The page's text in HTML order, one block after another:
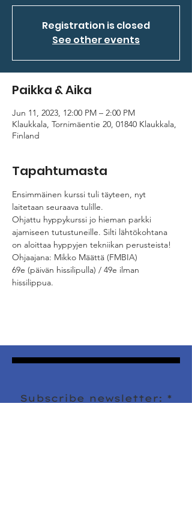
Registration is closed
See other events
Paikka & Aika
Jun 11, 2023, 12:00 PM – 2:00 PM
Klaukkala, Tornimäentie 20, 01840 Klaukkala,
Finland
Tapahtumasta
Ensimmäinen kurssi tuli täyteen, nyt
laitetaan seuraava tulille.
Ohjattu hyppykurssi jo hieman parkki
ajamiseen tutustuneille. Silti lähtökohtana
on aloittaa hyppyjen tekniikan perusteista!
Ohjaajana: Mikko Määttä (FMBIA)
69e (päivän hissilipulla) / 49e ilman
hissilippua.
Subscribe newsletter: